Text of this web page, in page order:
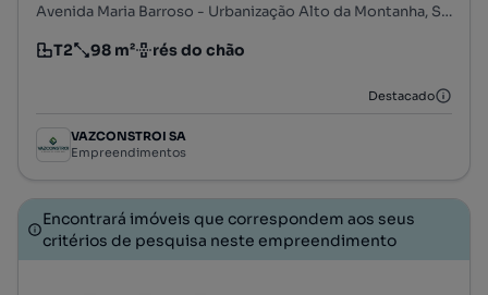
Avenida Maria Barroso - Urbanização Alto da Montanha, Serra de Carnaxide - Parque de Santa Cruz, Carnaxide e Queijas, Oeiras, Lisboa
Tipologia
T2
Preço por metro quadrado
98 m²
Andar rés do chão
Destacado
VAZCONSTROI SA
Empreendimentos
Encontrará imóveis que correspondem aos seus
critérios de pesquisa neste empreendimento